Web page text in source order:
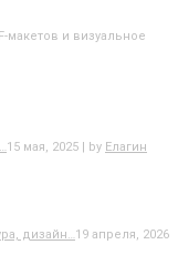
макетов и визуальное
15 мая, 2025 | by Елагин
дизайн…19 апреля, 2026